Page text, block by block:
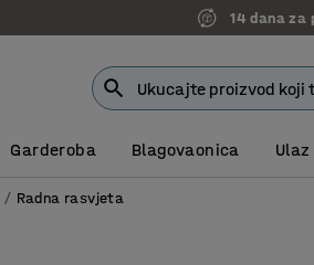
14 dana za
Garderoba Blagovaonica
Radna rasvjeta